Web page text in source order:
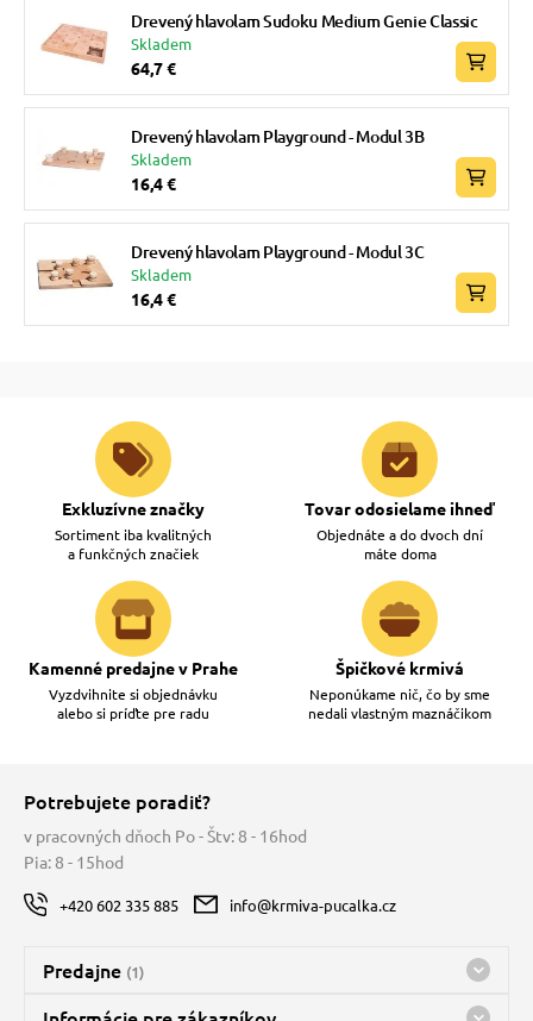
Drevený hlavolam Sudoku Medium Genie Classic
Skladem
64,7 €
Drevený hlavolam Playground - Modul 3B
Skladem
16,4 €
Drevený hlavolam Playground - Modul 3C
Skladem
16,4 €
Exkluzívne značky
Sortiment iba kvalitných
a funkčných značiek
Tovar odosielame ihneď
Objednáte a do dvoch dní
máte doma
Kamenné predajne v Prahe
Vyzdvihnite si objednávku
alebo si príďte pre radu
Špičkové krmivá
Neponúkame nič, čo by sme
nedali vlastným maznáčikom
Potrebujete poradiť?
v pracovných dňoch Po - Štv: 8 - 16hod
Pia: 8 - 15hod
+420 602 335 885 info@krmiva-pucalka.cz
Predajne (1)
Predajňa a sklad Kbely